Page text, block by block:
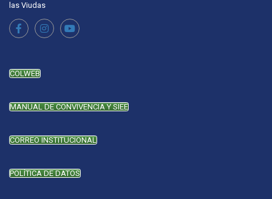
las Viudas
COLWEB
MANUAL DE CONVIVENCIA Y SIEE
CORREO INSTITUCIONAL
POLÍTICA DE DATOS